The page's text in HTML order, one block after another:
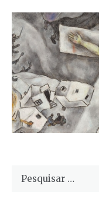
Pesquisar